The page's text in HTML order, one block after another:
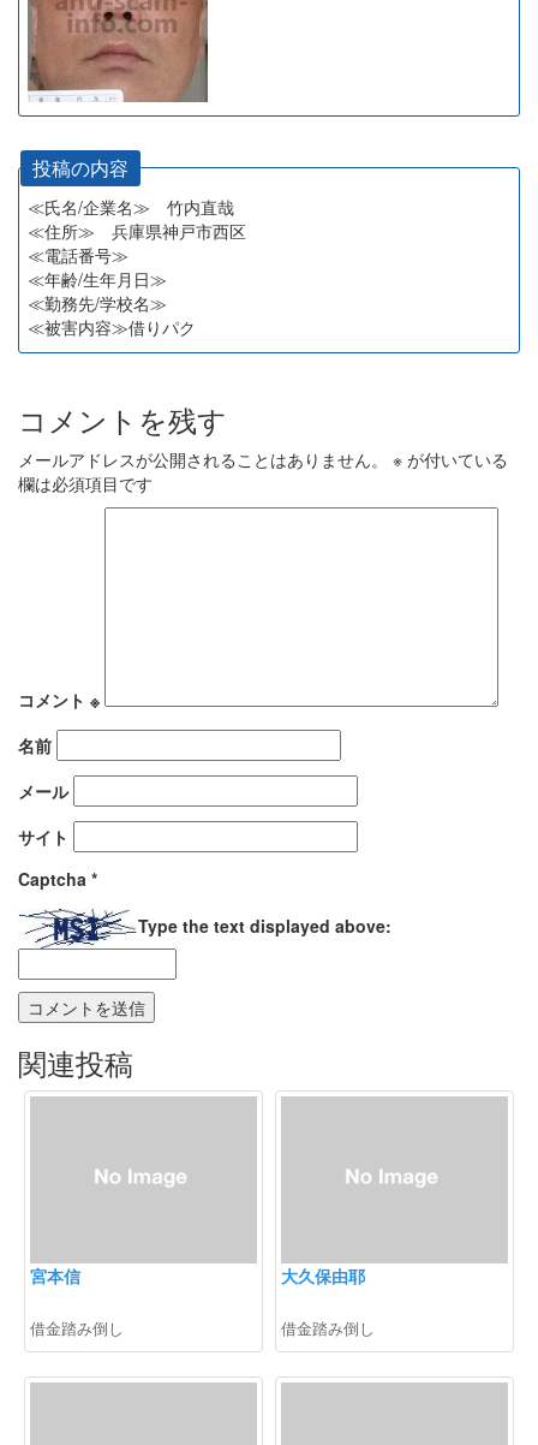
投稿の内容
≪氏名/企業名≫ 竹内直哉
≪住所≫ 兵庫県神戸市西区
≪電話番号≫
≪年齢/生年月日≫
≪勤務先/学校名≫
≪被害内容≫借りパク
コメントを残す
メールアドレスが公開されることはありません。 ※ が付いている
欄は必須項目です
コメント ※
名前
メール
サイト
Captcha *
Type the text displayed above:
関連投稿
宮本信
借金踏み倒し
大久保由耶
借金踏み倒し